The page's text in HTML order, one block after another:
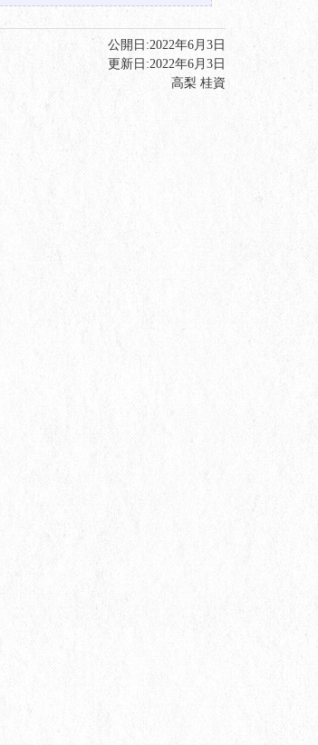
公開日:2022年6月3日
更新日:2022年6月3日
高梨 桂資